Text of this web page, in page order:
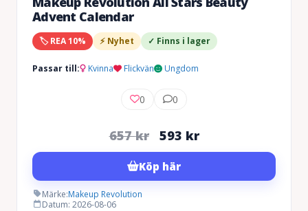
Advent Calendar
🏷️ REA 10% ⚡ Nyhet ✓ Finns i lager
Passar till: Kvinna Flickvän Ungdom
0 0
657kr
Det
ursprungliga
priset
593 krDet
nuvarande
Köp här
Märke:Makeup Revolution
Datum: 2026-08-06